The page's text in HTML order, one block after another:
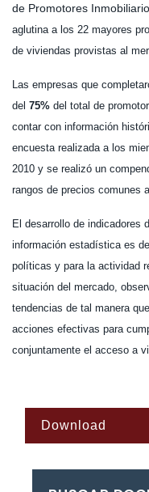
de Promotores
aglutina a los 22 mayores
de viviendas provistas al
Las empresas que
del 75% del total de
contar con información
encuesta realizada a los
2010 y se realizó un
rangos de precios comunes
El desarrollo de indicadores
información estadística es
políticas y para la actividad
situación del mercado,
tendencias de tal manera
acciones efectivas para
conjuntamente el acceso a
Download